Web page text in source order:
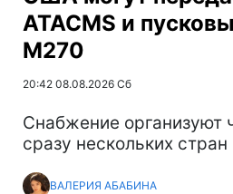
ATACMS и
M270
20:42 08.08.2026 Сб
Снабжение организуют
сразу нескольких стран
ВАЛЕРИЯ АБАБИНА